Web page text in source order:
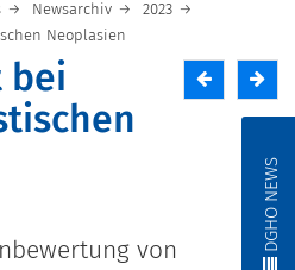
DGHO NEWS
Newsarchiv
2023
Neoplasien
bei
von